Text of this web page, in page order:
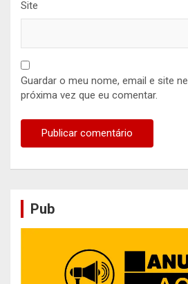
Site
Guardar o meu nome, email e site
próxima vez que eu comentar.
Pub